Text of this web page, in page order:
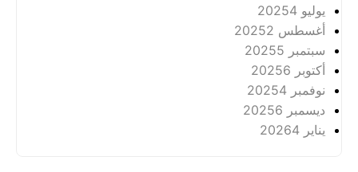
يوليو 2025 4
أغسطس 2025 2
سبتمبر 2025 5
أكتوبر 2025 6
نوفمبر 2025 4
ديسمبر 2025 6
يناير 2026 4